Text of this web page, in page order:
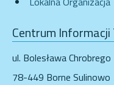
Centrum
ul. Bolesława Chrobrego
78-449 Borne Sulinowo